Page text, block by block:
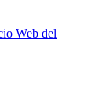
Web del